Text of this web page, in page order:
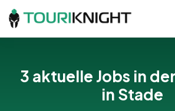
3 aktuelle Jobs in
in Stade